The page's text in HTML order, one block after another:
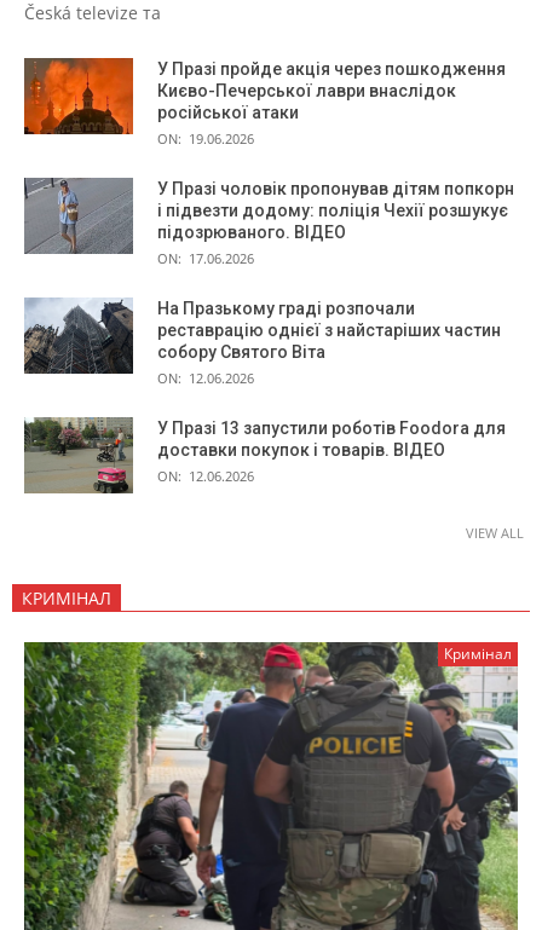
Česká televize та
У Празі пройде акція через пошкодження
Києво-Печерської лаври внаслідок
російської атаки
ON: 19.06.2026
У Празі чоловік пропонував дітям попкорн
і підвезти додому: поліція Чехії розшукує
підозрюваного. ВІДЕО
ON: 17.06.2026
На Празькому граді розпочали
реставрацію однієї з найстаріших частин
собору Святого Віта
ON: 12.06.2026
У Празі 13 запустили роботів Foodora для
доставки покупок і товарів. ВІДЕО
ON: 12.06.2026
VIEW ALL
КРИМІНАЛ
Кримінал